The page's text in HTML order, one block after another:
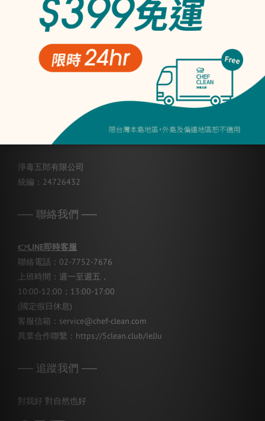
── 客戶服務 ──
隱私權條款
淨毒五郎有限公司
統編：24726432
── 聯絡我們 ──
👉LINE即時客服
聯絡電話：02-7752-7676
上班時間：週一至週五，
10:00-12:00；13:00-17:00
(國定假日休息)
客服信箱：service@chef-clean.com
異業合作聯繫： https://5clean.club/ieJJu
── 追蹤我們 ──
對我好 對自然也好